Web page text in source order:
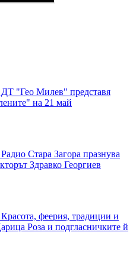
"Гео Милев" представя
на 21 май
Стара Загора празнува
Здравко Георгиев
феерия, традиции и
Роза и подгласничките й